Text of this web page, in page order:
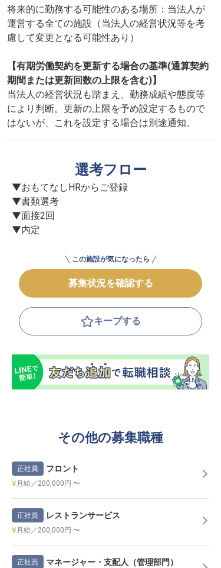
将来的に勤務する可能性のある場所：当法人が
運営する全ての施設（当法人の経営状況等を考
慮して変更となる可能性あり）
【有期労働契約を更新する場合の基準(通算契約
期間または更新回数の上限を含む)】
当法人の経営状況も踏まえ、勤務成績や態度等
により判断。更新の上限を予め設定するもので
はないが、これを設定する場合は別途通知。
選考フロー
▼おもてなしHRからご登録
▼書類選考
▼面接2回
▼内定
この施設が気になったら
募集状況を確認する
キープする
その他の募集職種
正社員 フロント
月給／200,000円 〜
正社員 レストランサービス
月給／200,000円 〜
正社員 マネージャー・支配人（管理部門）